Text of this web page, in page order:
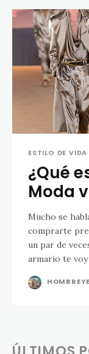
ESTILO DE VIDA
¿Qué
Moda
Mucho se
comprarte
un par de
armario te voy